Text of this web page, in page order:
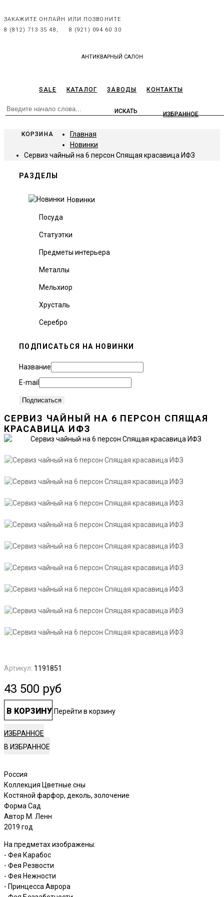
ЗАКАЖИТЕ ОНЛАЙН ИЛИ ПОЗВОНИТЕ
8 (812) 713 35 48,
8 (921) 094 60 30
АНТИКВАРНЫЙ САЛОН
SALE КАТАЛОГ ЗАВОДЫ КОНТАКТЫ
ИЗБРАННОЕ
КОРЗИНА
Главная
Новинки
Сервиз чайный на 6 персон Спящая красавица ИФЗ
РАЗДЕЛЫ
Новинки
Посуда
Статуэтки
Предметы интерьера
Металлы
Мельхиор
Хрусталь
Серебро
ПОДПИСАТЬСЯ НА НОВИНКИ
Название
E-mail
СЕРВИЗ ЧАЙНЫЙ НА 6 ПЕРСОН СПЯЩАЯ
КРАСАВИЦА ИФЗ
Артикул: 1191851
43 500 руб
В КОРЗИНУ Перейти в корзину
ИЗБРАННОЕ
Россия
Коллекция Цветные сны
Костяной фарфор, деколь, золочение
Форма Сад
Автор М. Ленн
2019 год
На предметах изображены:
- Фея Карабос
- Фея Резвости
- Фея Нежности
- Принцесса Аврора